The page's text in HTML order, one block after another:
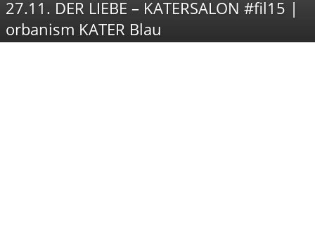
27.11. DER LIEBE – KATERSALON #fil15 |
orbanism KATER Blau